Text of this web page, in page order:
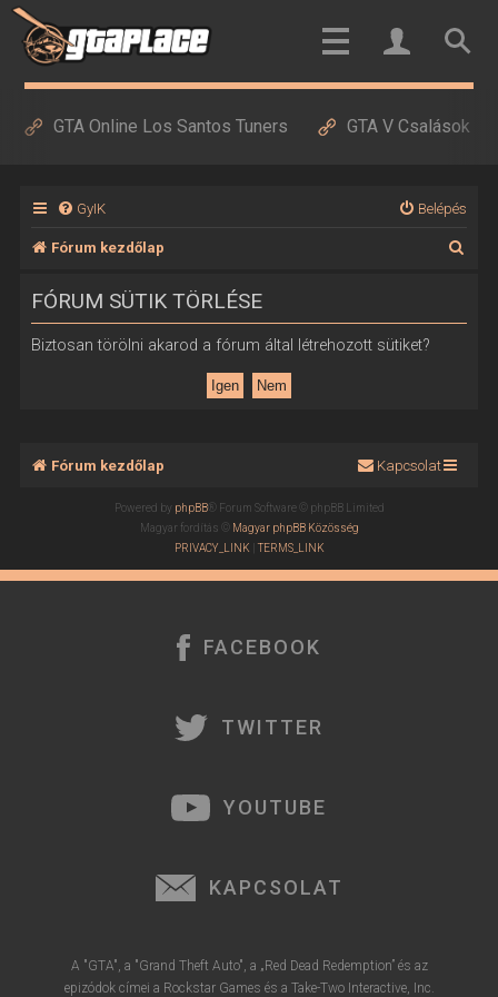
GTA Online Los Santos Tuners GTA V Csalások
GyIK Belépés
Fórum kezdőlap
FÓRUM SÜTIK TÖRLÉSE
Biztosan törölni akarod a fórum által létrehozott sütiket?
Fórum kezdőlap Kapcsolat
Powered by phpBB® Forum Software © phpBB Limited
Magyar fordítás © Magyar phpBB Közösség
PRIVACY_LINK |TERMS_LINK
FACEBOOK
TWITTER
YOUTUBE
KAPCSOLAT
A "GTA", a "Grand Theft Auto", a „Red Dead Redemption” és az
epizódok címei a Rockstar Games és a Take-Two Interactive, Inc.